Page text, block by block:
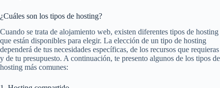
¿Cuáles son los tipos de hosting?
Cuando se trata de alojamiento web, existen diferentes tipos de hosting
que están disponibles para elegir. La elección de un tipo de hosting
dependerá de tus necesidades específicas, de los recursos que requieras
y de tu presupuesto. A continuación, te presento algunos de los tipos de
hosting más comunes: